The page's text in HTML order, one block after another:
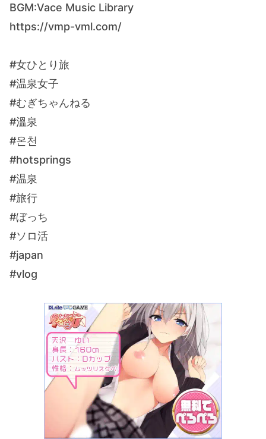
BGM:Vace Music Library
https://vmp-vml.com/
#女ひとり旅
#温泉女子
#むぎちゃんねる
#溫泉
#온천
#hotsprings
#温泉
#旅行
#ぼっち
#ソロ活
#japan
#vlog